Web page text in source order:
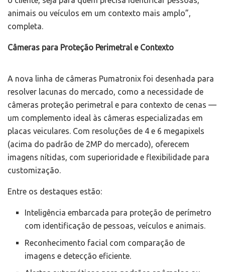
animais ou veículos em um contexto mais amplo”,
completa.
Câmeras para Proteção Perimetral e Contexto
A nova linha de câmeras Pumatronix foi desenhada para
resolver lacunas do mercado, como a necessidade de
câmeras proteção perimetral e para contexto de cenas —
um complemento ideal às câmeras especializadas em
placas veiculares. Com resoluções de 4 e 6 megapixels
(acima do padrão de 2MP do mercado), oferecem
imagens nítidas, com superioridade e flexibilidade para
customização.
Entre os destaques estão:
Inteligência embarcada para proteção de perímetro
com identificação de pessoas, veículos e animais.
Reconhecimento facial com comparação de
imagens e detecção eficiente.